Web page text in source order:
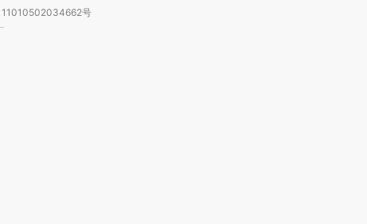
11010502034662号